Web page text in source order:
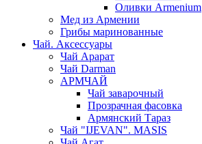
Оливки Armenium
Мед из Армении
Грибы маринованные
Чай. Аксессуары
Чай Арарат
Чай Darman
АРМЧАЙ
Чай заварочный
Прозрачная фасовка
Армянский Тараз
Чай "IJEVAN". MASIS